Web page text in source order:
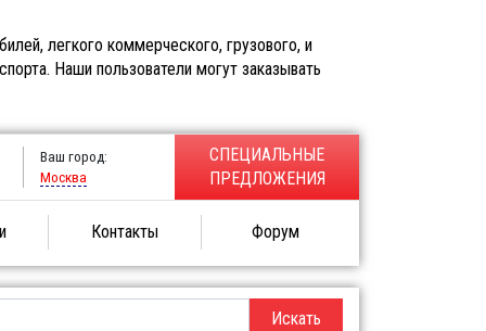
легкого коммерческого, грузового, и
Наши пользователи могут заказывать
Ваш город:
Москва
СПЕЦИАЛЬНЫЕ
ПРЕДЛОЖЕНИЯ
Контакты Форум
Искать